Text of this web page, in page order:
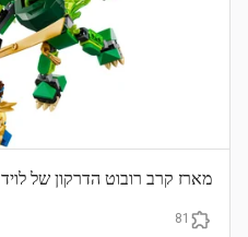
מארז קרב רובוט הדרקון של לויד
81